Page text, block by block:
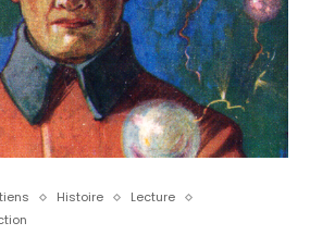
Histoire
Lecture